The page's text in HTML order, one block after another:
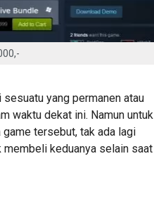
yang permanen atau
waktu dekat ini. Namun untuk
game tersebut, tak ada lagi
keduanya selain saat